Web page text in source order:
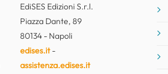
EdiSES Edizioni S.r.l.
Piazza Dante, 89
80134 - Napoli
edises.it-
assistenza.edises.it